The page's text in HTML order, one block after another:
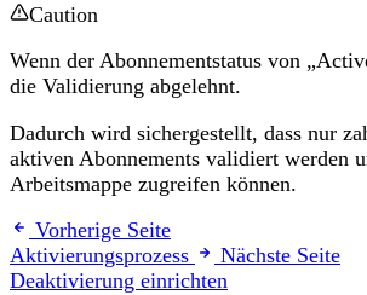
Caution
Wenn der Abonnementstatus von
die Validierung abgelehnt.
Dadurch wird sichergestellt, dass nur
aktiven Abonnements validiert werden
Arbeitsmappe zugreifen können.
Vorherige Seite
Aktivierungsprozess
Nächste Seite
Deaktivierung einrichten